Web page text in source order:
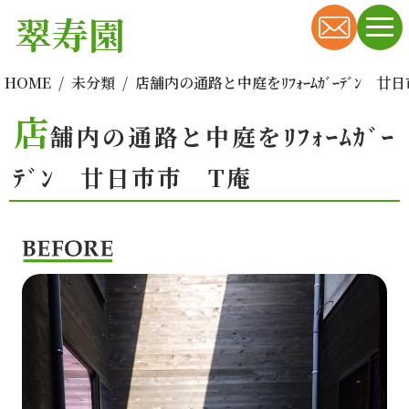
翠寿園
HOME 未分類 店舗内の通路と中庭をﾘﾌｫｰﾑｶﾞｰﾃﾞﾝ 廿
店舗内の通路と中庭をﾘﾌｫｰﾑｶﾞｰ
ﾃﾞﾝ 廿日市市 T庵